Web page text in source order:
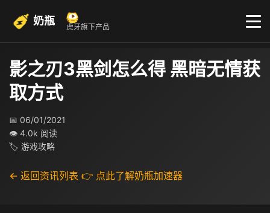
奶瓶 虎牙旗下产品
影之刃3黑剑怎么得 黑暗无情获
取方式
📅 06/01/2021
👁 4.0k 阅读
🏷 游戏攻略
← 返回资讯列表 👉 点此了解奶瓶加速器